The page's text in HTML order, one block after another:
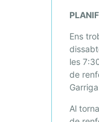
R
I
B
E
S
P
L
A
Ens
les
de
Al